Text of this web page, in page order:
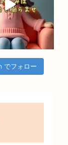
でフォロー